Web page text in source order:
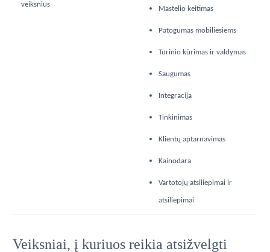
veiksnius
Mastelio keitimas
Patogumas mobiliesiems
Turinio kūrimas ir valdymas
Saugumas
Integracija
Tinkinimas
Klientų aptarnavimas
Kainodara
Vartotojų atsiliepimai ir
atsiliepimai
Veiksniai, į kuriuos reikia atsižvelgti